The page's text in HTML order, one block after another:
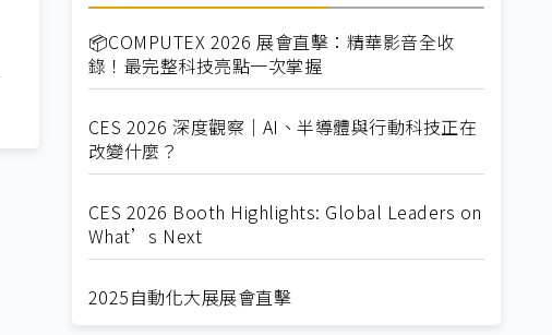
📦COMPUTEX 2026 展會直擊：精華影音全收
錄！最完整科技亮點一次掌握
CES 2026 深度觀察｜AI、半導體與行動科技正在
改變什麼？
CES 2026 Booth Highlights: Global Leaders on
What’s Next
2025自動化大展展會直擊